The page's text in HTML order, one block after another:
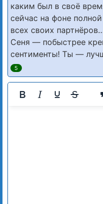
каким был в своё
сейчас на фоне
всех своих
Сеня — побыстрее
сентименты! Ты —
5